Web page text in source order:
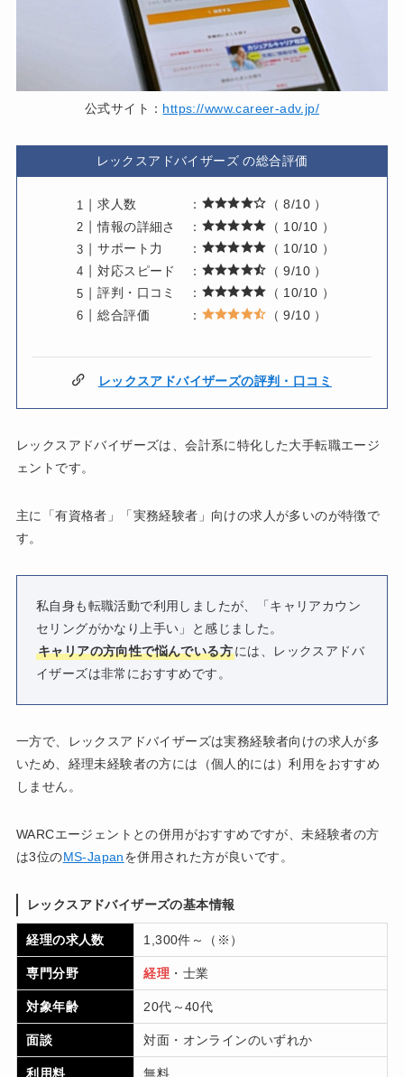
公式サイト： https://www.career-adv.jp/
レックスアドバイザーズ の総合評価
求人数 ：
（ 8/10 ）
情報の詳細さ ：
（ 10/10 ）
サポート力 ：
（ 10/10 ）
対応スピード ：
（ 9/10 ）
評判・口コミ ：
（ 10/10 ）
総合評価 ：
（ 9/10 ）
レックスアドバイザーズの評判・口コミ
レックスアドバイザーズは、会計系に特化した大手転職エージ
ェントです。
主に「有資格者」「実務経験者」向けの求人が多いのが特徴で
す。
私自身も転職活動で利用しましたが、「キャリアカウン
セリングがかなり上手い」と感じました。
キャリアの方向性で悩んでいる方には、レックスアドバ
イザーズは非常におすすめです。
一方で、レックスアドバイザーズは実務経験者向けの求人が多
いため、経理未経験者の方には（個人的には）利用をおすすめ
しません。
WARCエージェントとの併用がおすすめですが、未経験者の方
は3位のMS-Japanを併用された方が良いです。
レックスアドバイザーズの基本情報
経理の求人数 1,300件～（※）
専門分野 経理 ・士業
対象年齢 20代～40代
面談 対面・オンラインのいずれか
利用料 無料